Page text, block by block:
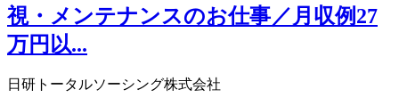
視・メンテナンスのお仕事／月収例27
万円以...
日研トータルソーシング株式会社